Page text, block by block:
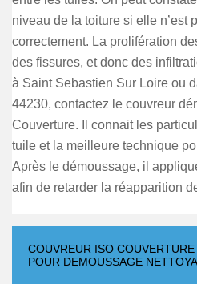
niveau de la toiture si elle n’est
correctement. La prolifération
des fissures, et donc des
à Saint Sebastien Sur Loire ou
44230, contactez le couvreur
Couverture. Il connait les
tuile et la meilleure technique
Après le démoussage, il
afin de retarder la réapparition
COUVREUR ISO
POUR DEMOUSSAGE